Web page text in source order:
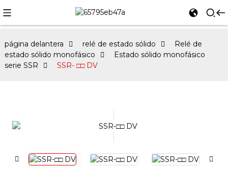
página delantera relé de estado sólido
Relé de
estado sólido monofásico
Estado sólido monofásico
serie SSR
SSR- □□ DV